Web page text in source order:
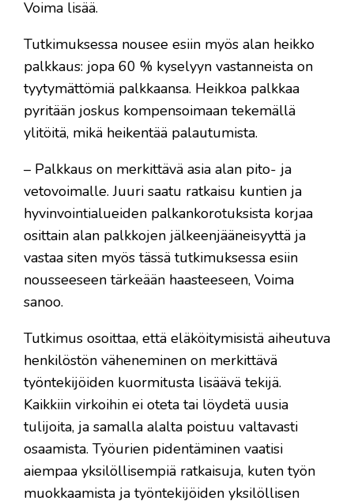
Voima lisää.
Tutkimuksessa nousee esiin myös alan heikko
palkkaus: jopa 60 % kyselyyn vastanneista on
tyytymättömiä palkkaansa. Heikkoa palkkaa
pyritään joskus kompensoimaan tekemällä
ylitöitä, mikä heikentää palautumista.
– Palkkaus on merkittävä asia alan pito- ja
vetovoimalle. Juuri saatu ratkaisu kuntien ja
hyvinvointialueiden palkankorotuksista korjaa
osittain alan palkkojen jälkeenjääneisyyttä ja
vastaa siten myös tässä tutkimuksessa esiin
nousseeseen tärkeään haasteeseen, Voima
sanoo.
Tutkimus osoittaa, että eläköitymisistä aiheutuva
henkilöstön väheneminen on merkittävä
työntekijöiden kuormitusta lisäävä tekijä.
Kaikkiin virkoihin ei oteta tai löydetä uusia
tulijoita, ja samalla alalta poistuu valtavasti
osaamista. Työurien pidentäminen vaatisi
aiempaa yksilöllisempiä ratkaisuja, kuten työn
muokkaamista ja työntekijöiden yksilöllisen